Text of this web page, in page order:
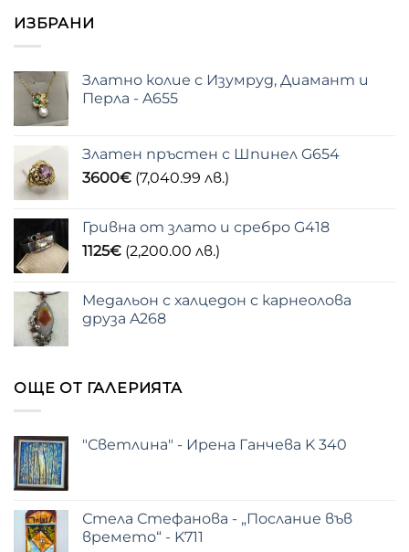
ИЗБРАНИ
Златно колие с Изумруд, Диамант и
Перла - A655
Златен пръстен с Шпинел G654
3600€ (7,040.99 лв.)
Гривна от злато и сребро G418
1125€ (2,200.00 лв.)
Медальон с халцедон с карнеолова
друза A268
ОЩЕ ОТ ГАЛЕРИЯТА
"Светлина" - Ирена Ганчева K 340
Стела Стефанова - „Послание във
времето“ - K711